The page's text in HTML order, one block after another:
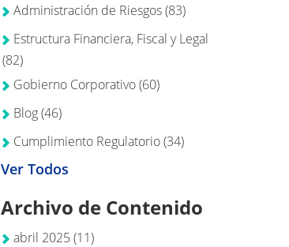
Administración de Riesgos(83)
Estructura Financiera, Fiscal y Legal
(82)
Gobierno Corporativo(60)
Blog(46)
Cumplimiento Regulatorio(34)
Ver Todos
Archivo de Contenido
abril 2025 (11)